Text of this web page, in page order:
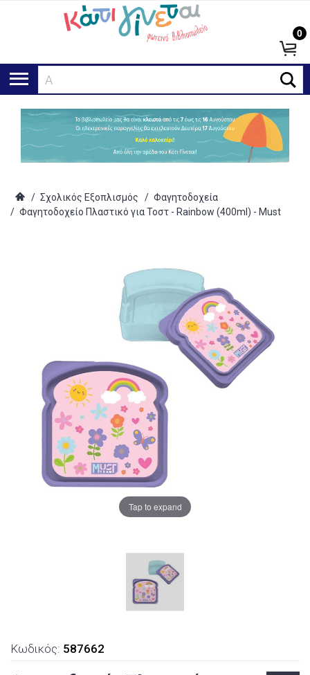
Αναζή
0
/ Σχολικός Εξοπλισμός / Φαγητοδοχεία
/ Φαγητοδοχείο Πλαστικό για Τοστ - Rainbow (400ml) - Must
Tap to expand
Κωδικός: 587662